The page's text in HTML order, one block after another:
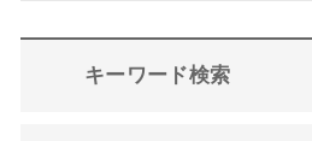
キーワード検索